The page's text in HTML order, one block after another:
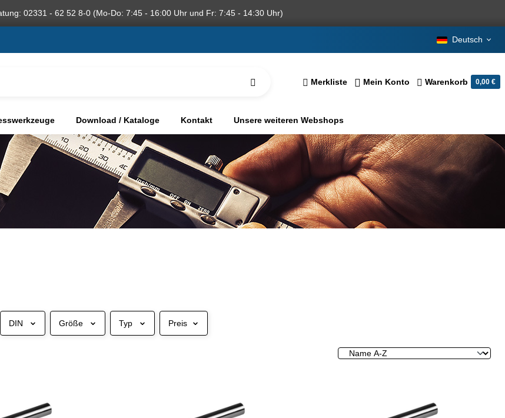
02331 - 62 52 8-0 (Mo-Do: 7:45 - 16:00 Uhr und Fr: 7:45 - 14:30 Uhr)
Deutsch
Merkliste Mein Konto Warenkorb 0,00 €
Download / Kataloge Kontakt Unsere weiteren Webshops
DIN Größe Typ Preis